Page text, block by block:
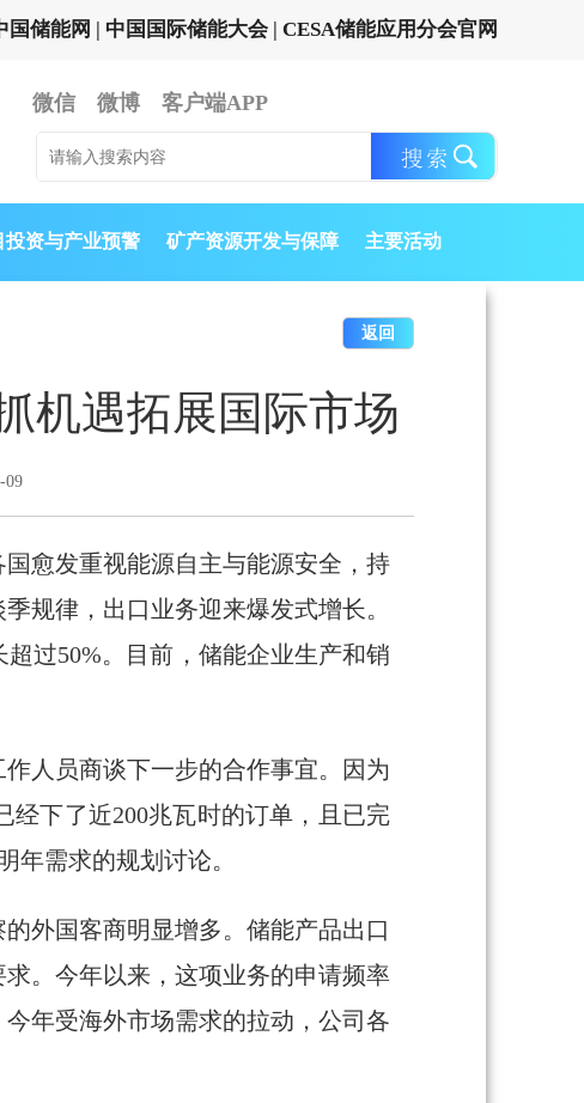
国储能网 | 中国国际储能大会 | CESA储能应用分会官网
微信 微博 客户端APP
投资与产业预警 矿产资源开发与保障 主要活动
返回
机遇拓展国际市场
09
愈发重视能源自主与能源安全，持
规律，出口业务迎来爆发式增长。
过50%。目前，储能企业生产和销
人员商谈下一步的合作事宜。因为
下了近200兆瓦时的订单，且已完
年需求的规划讨论。
外国客商明显增多。储能产品出口
。今年以来，这项业务的申请频率
年受海外市场需求的拉动，公司各